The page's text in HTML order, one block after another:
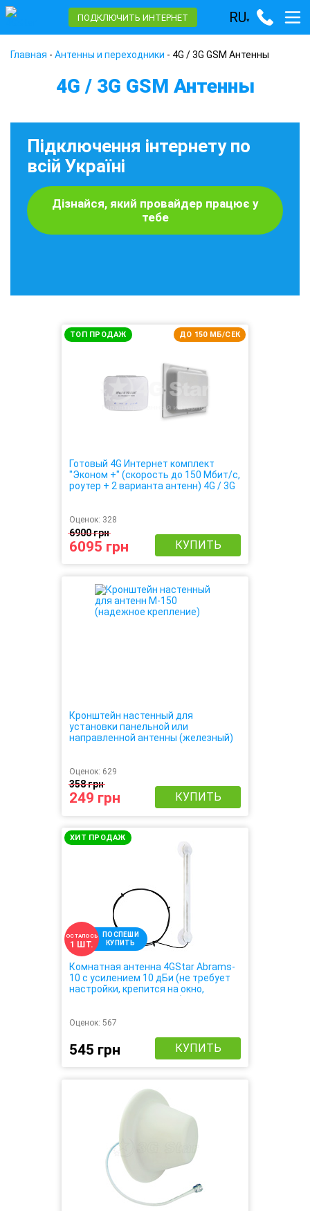
ПОДКЛЮЧИТЬ ИНТЕРНЕТ RU▾
Главная - Антенны и переходники - 4G / 3G GSM Антенны
4G / 3G GSM Антенны
Підключення інтернету по
всій Україні
Дізнайся, який провайдер працює у
тебе
ТОП ПРОДАЖ ДО 150 МБ/СЕК
Готовый 4G Интернет комплект
"Эконом +" (скорость до 150 Мбит/с,
роутер + 2 варианта антенн) 4G / 3G
Оценок: 328
6900 грн
6095 грн КУПИТЬ
Кронштейн настенный для
установки панельной или
направленной антенны (железный)
Оценок: 629
358 грн
249 грн КУПИТЬ
ХИТ ПРОДАЖ
ПОСПЕШИ
КУПИТЬ
ОСТАЛОСЬ
1 ШТ.
Комнатная антенна 4GStar Abrams-
10 с усилением 10 дБи (не требует
настройки, крепится на окно,
Оценок: 567
545 грн КУПИТЬ